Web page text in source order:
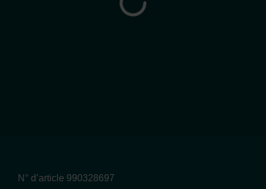
N° d’article 990328697